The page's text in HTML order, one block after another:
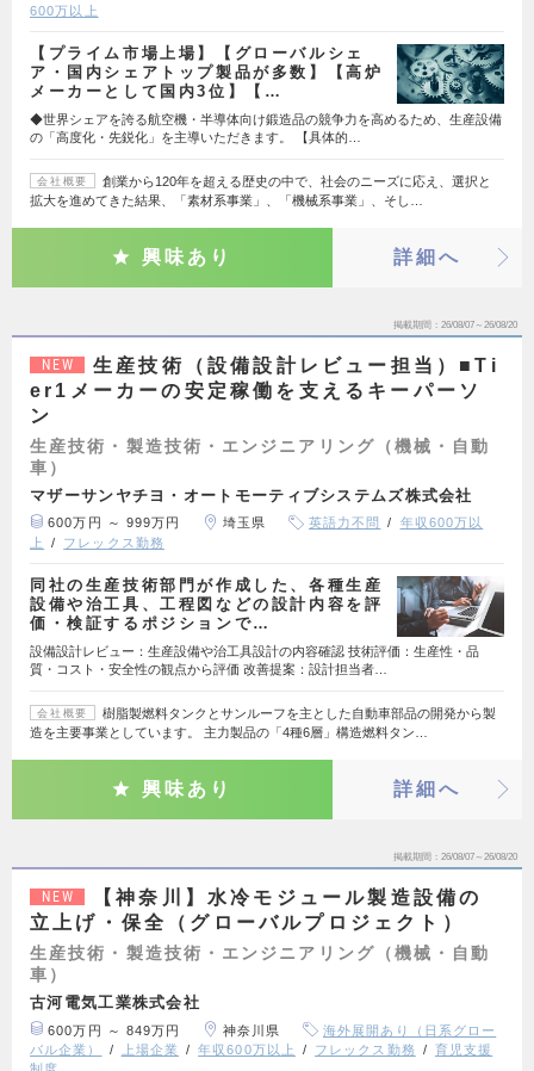
600万以上
【プライム市場上場】【グローバルシェ
ア・国内シェアトップ製品が多数】【高炉
メーカーとして国内3位】【…
◆世界シェアを誇る航空機・半導体向け鍛造品の競争力を高めるため、生産設備
の「高度化・先鋭化」を主導いただきます。 【具体的…
会社概要
創業から120年を超える歴史の中で、社会のニーズに応え、選択と
拡大を進めてきた結果、「素材系事業」、「機械系事業」、そし…
興味あり 詳細へ
掲載期間 26/08/07～26/08/20
NEW
生産技術（設備設計レビュー担当）■Ti
er1メーカーの安定稼働を支えるキーパーソ
ン
生産技術・製造技術・エンジニアリング（機械・自動
車）
マザーサンヤチヨ・オートモーティブシステムズ株式会社
600万円 ～ 999万円 埼玉県 英語力不問
年収600万以
上
フレックス勤務
同社の生産技術部門が作成した、各種生産
設備や治工具、工程図などの設計内容を評
価・検証するポジションで…
設備設計レビュー：生産設備や治工具設計の内容確認 技術評価：生産性・品
質・コスト・安全性の観点から評価 改善提案：設計担当者…
会社概要
樹脂製燃料タンクとサンルーフを主とした自動車部品の開発から製
造を主要事業としています。 主力製品の「4種6層」構造燃料タン…
興味あり 詳細へ
掲載期間 26/08/07～26/08/20
NEW
【神奈川】水冷モジュール製造設備の
立上げ・保全（グローバルプロジェクト）
生産技術・製造技術・エンジニアリング（機械・自動
車）
古河電気工業株式会社
600万円 ～ 849万円 神奈川県
海外展開あり（日系グロー
バル企業）
上場企業 年収600万以上 フレックス勤務
育児支援